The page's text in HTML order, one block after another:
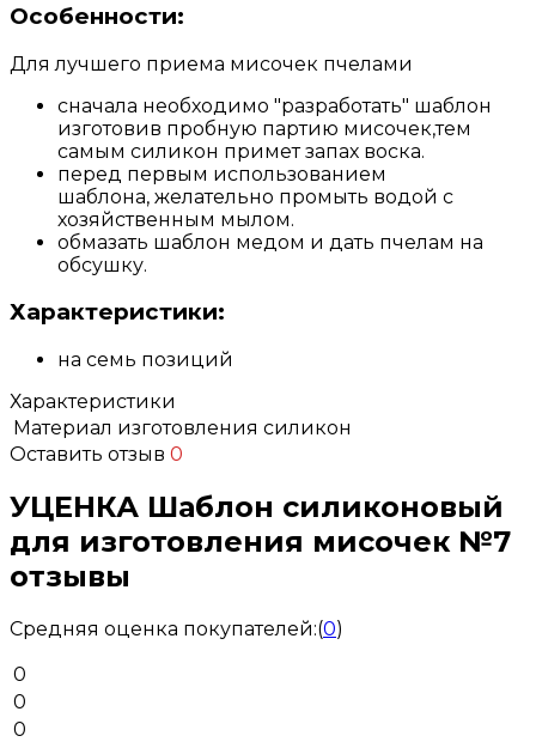
Особенности:
Для лучшего приема мисочек пчелами
сначала необходимо "разработать" шаблон
изготовив пробную партию мисочек,тем
самым силикон примет запах воска.
перед первым использованием
шаблона, желательно промыть водой с
хозяйственным мылом.
обмазать шаблон медом и дать пчелам на
обсушку.
Характеристики:
на семь позиций
Характеристики
Материал изготовления силикон
Оставить отзыв 0
УЦЕНКА Шаблон силиконовый
для изготовления мисочек №7
отзывы
Средняя оценка покупателей:(0)
0
0
0